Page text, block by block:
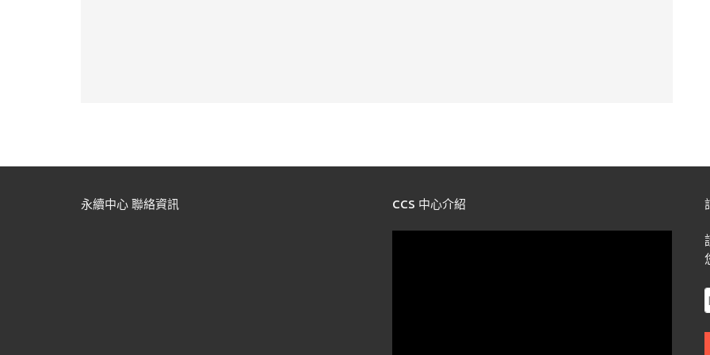
永續中心 聯絡資訊 CCS 中心介紹